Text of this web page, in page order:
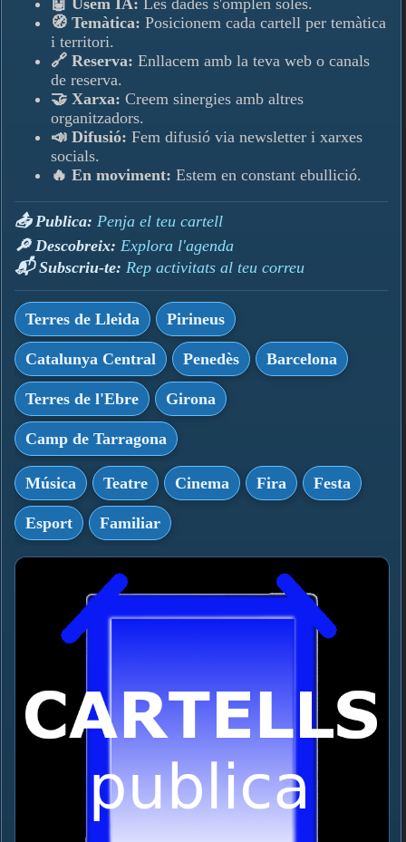
🤖 Usem IA: Les dades s'omplen soles.
🧭 Temàtica: Posicionem cada cartell per temàtica
i territori.
🔗 Reserva: Enllacem amb la teva web o canals
de reserva.
🤝 Xarxa: Creem sinergies amb altres
organitzadors.
📣 Difusió: Fem difusió via newsletter i xarxes
socials.
🔥 En moviment: Estem en constant ebullició.
📤 Publica: Penja el teu cartell
🔎 Descobreix: Explora l'agenda
📬 Subscriu-te: Rep activitats al teu correu
Terres de Lleida Pirineus
Catalunya Central Penedès Barcelona
Terres de l'Ebre Girona
Camp de Tarragona
Música Teatre Cinema Fira Festa
Esport Familiar